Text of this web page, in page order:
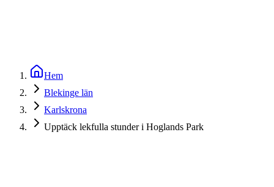
Hem
Blekinge län
Karlskrona
Upptäck lekfulla stunder i Hoglands Park